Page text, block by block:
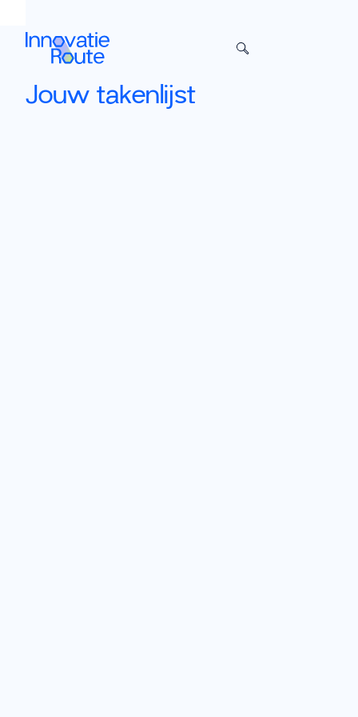
Sla het menu over
Jouw takenlijst